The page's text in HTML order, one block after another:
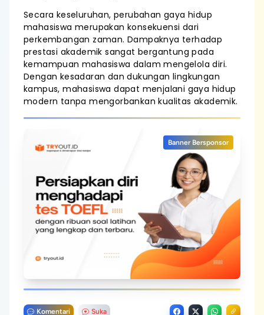
Secara keseluruhan, perubahan gaya hidup
mahasiswa merupakan konsekuensi dari
perkembangan zaman. Dampaknya terhadap
prestasi akademik sangat bergantung pada
kemampuan mahasiswa dalam mengelola diri.
Dengan kesadaran dan dukungan lingkungan
kampus, mahasiswa dapat menjalani gaya hidup
modern tanpa mengorbankan kualitas akademik.
Banner Bersponsor
Komentari Suka